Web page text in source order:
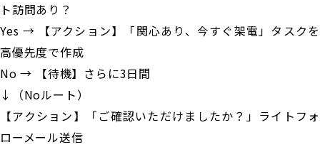
ト訪問あり？
Yes → 【アクション】「関心あり、今すぐ架電」タスクを
高優先度で作成
No → 【待機】さらに3日間
↓（Noルート）
【アクション】「ご確認いただけましたか？」ライトフォ
ローメール送信